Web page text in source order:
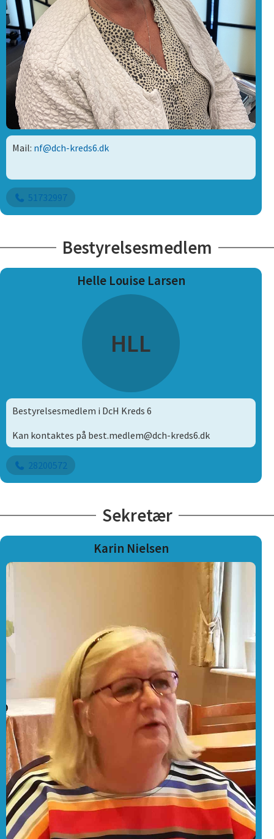
Mail: nf@dch-kreds6.dk
51732997
Bestyrelsesmedlem
Helle Louise Larsen
HLL
Bestyrelsesmedlem i DcH Kreds 6
Kan kontaktes på best.medlem@dch-kreds6.dk
28200572
Sekretær
Karin Nielsen